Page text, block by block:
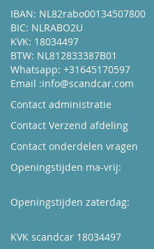
IBAN: NL82rabo00134507800
BIC: NLRABO2U
KVK: 18034497
BTW: NL812833387B01
Whatsapp: +31645170597
Email :info@scandcar.com
Contact administratie
Contact Verzend afdeling
Contact onderdelen vragen
Openingstijden ma-vrij:
Openingstijden zaterdag:
KVK scandcar 18034497